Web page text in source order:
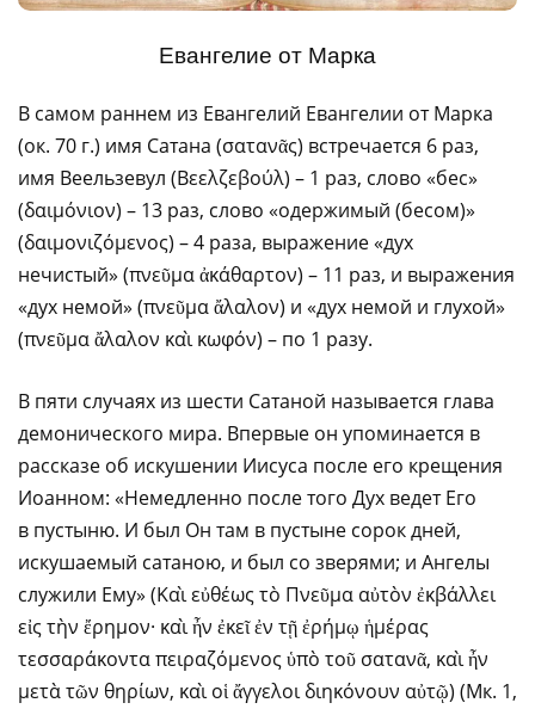
Евангелие от Марка
В самом раннем из Евангелий Евангелии от Марка
(ок. 70 г.) имя Сатана (σατανᾶς) встречается 6 раз,
имя Веельзевул (Βεελζεβούλ) – 1 раз, слово «бес»
(δαιμόνιον) – 13 раз, слово «одержимый (бесом)»
(δαιμονιζόμενος) – 4 раза, выражение «дух
нечистый» (πνεῦμα ἀκάθαρτον) – 11 раз, и выражения
«дух немой» (πνεῦμα ἄλαλον) и «дух немой и глухой»
(πνεῦμα ἄλαλον καὶ κωφόν) – по 1 разу.
В пяти случаях из шести Сатаной называется глава
демонического мира. Впервые он упоминается в
рассказе об искушении Иисуса после его крещения
Иоанном: «Немедленно после того Дух ведет Его
в пустыню. И был Он там в пустыне сорок дней,
искушаемый сатаною, и был со зверями; и Ангелы
служили Ему» (Καὶ εὐθέως τὸ Πνεῦμα αὐτὸν ἐκβάλλει
εἰς τὴν ἔρημον· καὶ ἦν ἐκεῖ ἐν τῇ ἐρήμῳ ἡμέρας
τεσσαράκοντα πειραζόμενος ὑπὸ τοῦ σατανᾶ, καὶ ἦν
μετὰ τῶν θηρίων, καὶ οἱ ἄγγελοι διηκόνουν αὐτῷ) (Мк. 1,